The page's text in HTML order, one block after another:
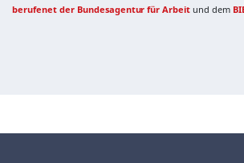
berufenet der Bundesagentur für Arbeit und dem